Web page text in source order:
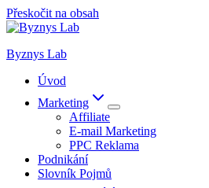
Přeskočit na obsah
Byznys Lab
Úvod
Marketing
Affiliate
E-mail Marketing
PPC Reklama
Podnikání
Slovník Pojmů